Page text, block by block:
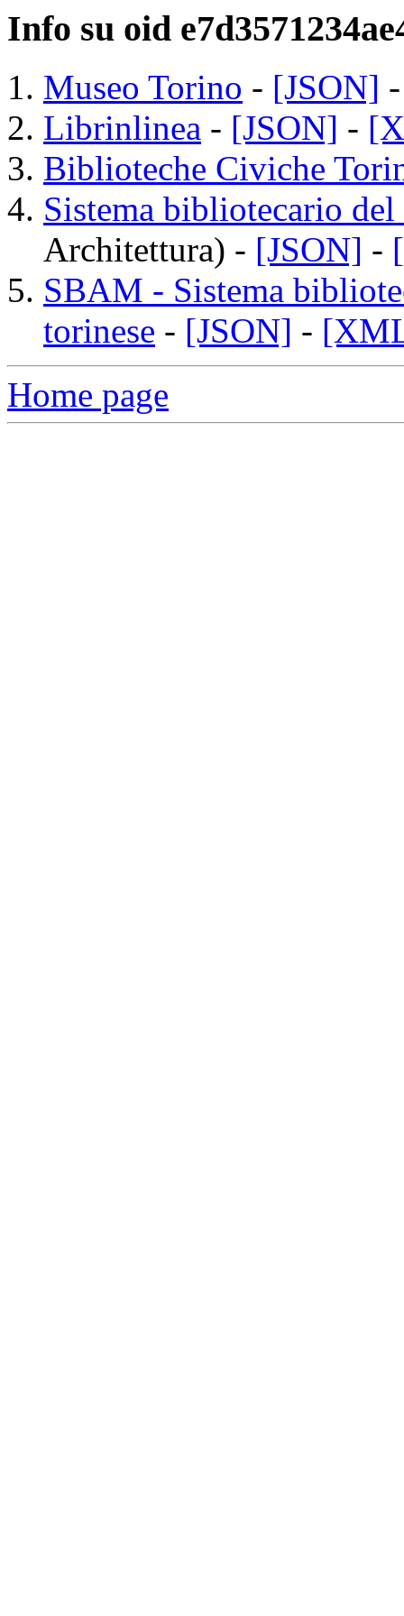
Info su oid
Museo Torino - [JSON]
Librinlinea - [JSON] -
Biblioteche Civiche
Sistema bibliotecario
Architettura) - [JSON] -
SBAM - Sistema
torinese - [JSON] -
Home page